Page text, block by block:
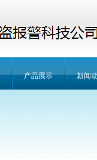
产品展示 新闻